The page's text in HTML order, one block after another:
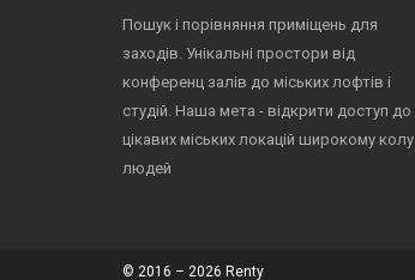
Пошук і порівняння приміщень для
заходів. Унікальні простори від
конференц залів до міських лофтів і
студій. Наша мета - відкрити доступ до
цікавих міських локацій широкому колу
людей
© 2016 – 2026 Renty